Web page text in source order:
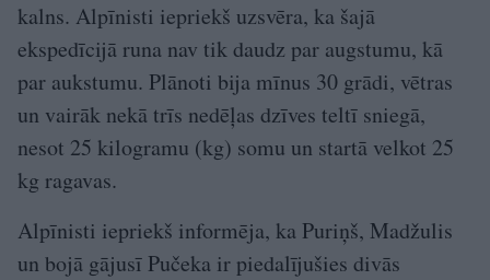
kalns. Alpīnisti iepriekš uzsvēra, ka šajā
ekspedīcijā runa nav tik daudz par augstumu, kā
par aukstumu. Plānoti bija mīnus 30 grādi, vētras
un vairāk nekā trīs nedēļas dzīves teltī sniegā,
nesot 25 kilogramu (kg) somu un startā velkot 25
kg ragavas.
Alpīnisti iepriekš informēja, ka Puriņš, Madžulis
un bojā gājusī Pučeka ir piedalījušies divās